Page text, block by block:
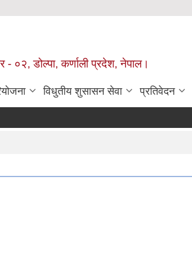
- ०२, डोल्पा, कर्णाली प्रदेश, नेपाल।
विधुतीय शुसासन सेवा प्रतिवेदन